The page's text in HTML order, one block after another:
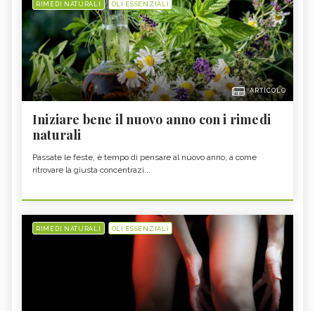
RIMEDI NATURALI OLI ESSENZIALI
ARTICOLO
Iniziare bene il nuovo anno con i rimedi
naturali
Passate le feste, è tempo di pensare al nuovo anno, a come
ritrovare la giusta concentrazi...
RIMEDI NATURALI OLI ESSENZIALI